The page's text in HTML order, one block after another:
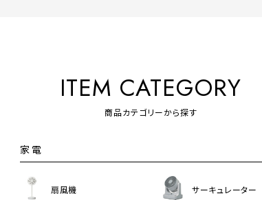
ITEM CATEGORY
商品カテゴリーから探す
家電
扇風機 サーキュレーター